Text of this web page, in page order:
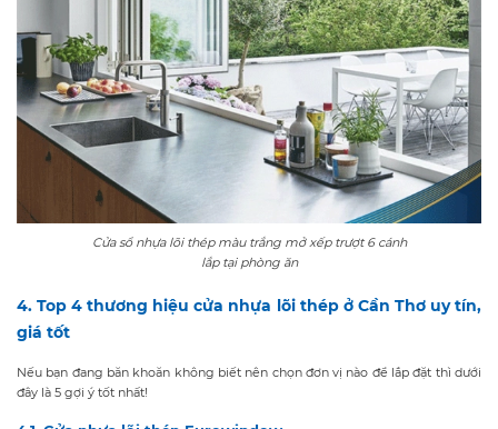
Cửa sổ nhựa lõi thép màu trắng mở xếp trượt 6 cánh
lắp tại phòng ăn
4. Top 4 thương hiệu cửa nhựa lõi thép ở Cần Thơ uy tín,
giá tốt
Nếu bạn đang băn khoăn không biết nên chọn đơn vị nào để lắp đặt thì dưới
đây là 5 gợi ý tốt nhất!